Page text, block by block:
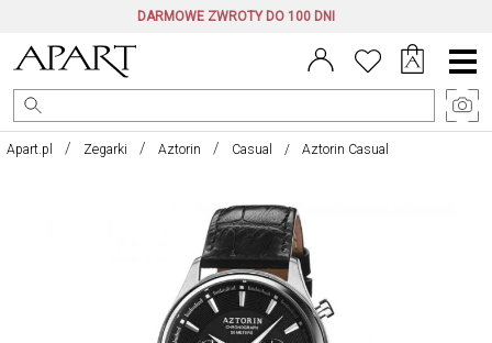
DARMOWE ZWROTY DO 100 DNI
Menu
główne
Apart.pl Zegarki Aztorin Casual Aztorin Casual